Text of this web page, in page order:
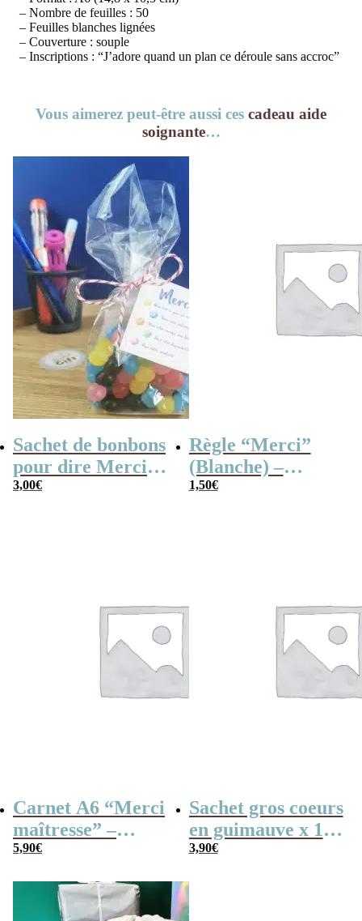
– Nombre de feuilles : 50
– Feuilles blanches lignées
– Couverture : souple
– Inscriptions : “J’adore quand un plan ce déroule sans accroc”
Vous aimerez peut-être aussi ces cadeau aide
soignante…
Sachet de bonbons
pour dire Merci –
Dragibus
3,00€
Règle “Merci”
(Blanche) –
Cadeau maîtresse
1,50€
Carnet A6 “Merci
maîtresse” –
Cadeau maîtresse,
5,90€
Sachet gros coeurs
en guimauve x 15
– “Merci” –
3,90€